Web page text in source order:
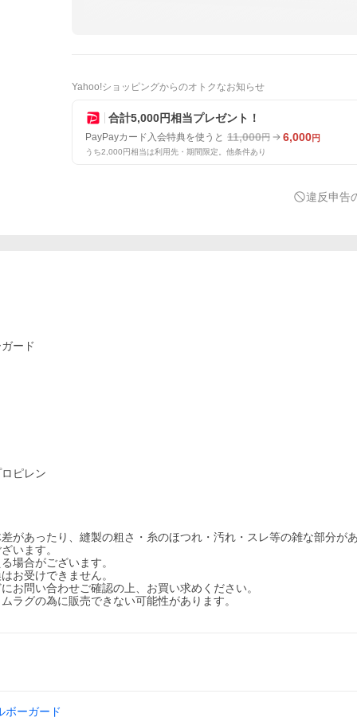
Yahoo!ショッピングからのオトクなお知らせ
合計5,000円相当プレゼント！
PayPayカード入会特典を使うと 11,000円 6,000円
うち2,000円相当は利用先・期間限定。他条件あり
違反申告
ード
ピレン
があったり、縫製の粗さ・糸のほつれ・汚れ・スレ等の雑な部分が
います。
場合がございます。
お受けできません。
お問い合わせご確認の上、お買い求めください。
ラグの為に販売できない可能性があります。
ボーガード